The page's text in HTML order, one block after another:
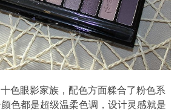
色眼影家族，配色方面糅合了粉色系
色都是超级温柔色调，设计灵感就是